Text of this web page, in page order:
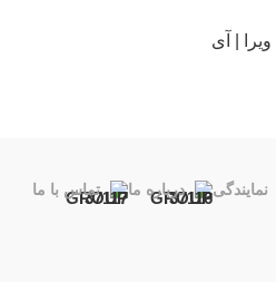
نمایندگی درباره ما تماس با ما